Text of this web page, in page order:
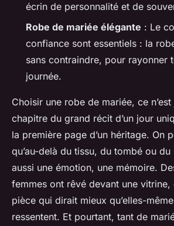
écrin de personnalité et de
Robe de mariée élégante : Le
confiance sont essentiels : la
sans contraindre, pour rayonner
journée.
Choisir une robe de mariée, ce n’est
chapitre du grand récit d’un jour
la première page d’un héritage. On
qu’au-delà du tissu, du tombé ou
aussi une émotion, une mémoire.
femmes ont rêvé devant une
pièce qui dirait mieux qu’elles-
ressentent. Et pourtant, tant de